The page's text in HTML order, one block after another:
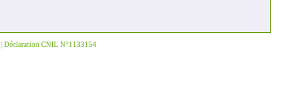
| Déclaration CNIL N°1133154